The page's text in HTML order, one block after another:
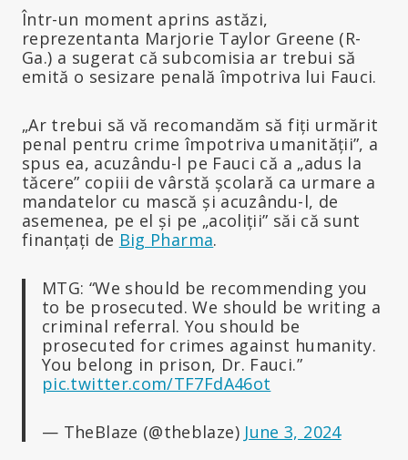
Într-un moment aprins astăzi,
reprezentanta Marjorie Taylor Greene (R-
Ga.) a sugerat că subcomisia ar trebui să
emită o sesizare penală împotriva lui Fauci.
„Ar trebui să vă recomandăm să fiți urmărit
penal pentru crime împotriva umanității”, a
spus ea, acuzându-l pe Fauci că a „adus la
tăcere” copiii de vârstă școlară ca urmare a
mandatelor cu mască și acuzându-l, de
asemenea, pe el și pe „acoliții” săi că sunt
finanțați de Big Pharma.
MTG: “We should be recommending you
to be prosecuted. We should be writing a
criminal referral. You should be
prosecuted for crimes against humanity.
You belong in prison, Dr. Fauci.”
pic.twitter.com/TF7FdA46ot
— TheBlaze (@theblaze) June 3, 2024